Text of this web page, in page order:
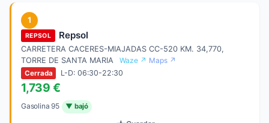
1
REPSOL Repsol
CARRETERA CACERES-MIAJADAS CC-520 KM. 34,770,
TORRE DE SANTA MARIA
Waze ↗ Maps ↗
Cerrada L-D: 06:30-22:30
1,739 €
Gasolina 95 ▼ bajó